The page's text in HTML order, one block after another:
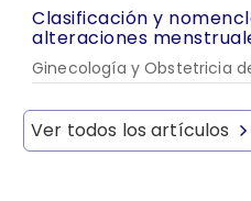
Clasificación y
alteraciones
Ginecología y Obstetricia
Ver todos los artículos